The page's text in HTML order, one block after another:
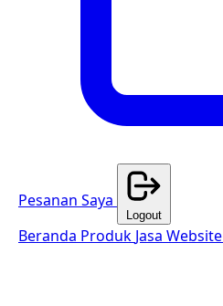
Pesanan Saya
Logout
Beranda Produk Jasa Website